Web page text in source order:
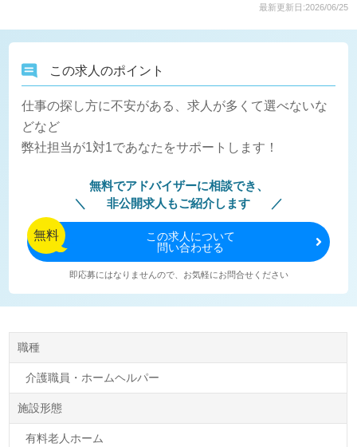
最新更新日:2026/06/25
この求人のポイント
仕事の探し方に不安がある、求人が多くて選べないな
どなど
弊社担当が1対1であなたをサポートします！
無料でアドバイザーに相談でき、
非公開求人もご紹介します
無料 この求人について
問い合わせる
即応募にはなりませんので、お気軽にお問合せください
職種
介護職員・ホームヘルパー
施設形態
有料老人ホーム